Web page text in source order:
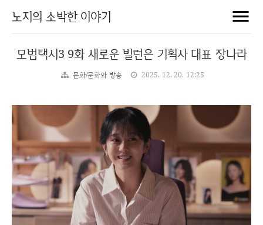
노지의 소박한 이야기
모범택시3 9화 새로운 빌런은 기획사 대표 장나라
문화/문화와 방송 2025. 12. 20. 12:25